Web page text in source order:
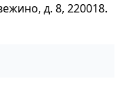
д. 8, 220018.